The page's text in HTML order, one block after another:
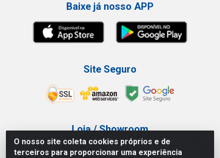
O nosso site coleta cookies próprios e de
terceiros para proporcionar uma experiência
Baixe já nosso APP
Site Seguro
Loja / Showroom
Tel.: (11) 3227-0546